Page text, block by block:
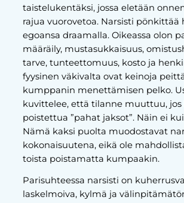
taistelukentäksi, jossa eletään
rajua vuorovetoa. Narsisti pönkittää
egoansa draamalla. Oikeassa olon
määräily, mustasukkaisuus,
tarve, tunteettomuus, kosto ja
fyysinen väkivalta ovat keinoja
kumppanin menettämisen pelko.
kuvittelee, että tilanne muuttuu, jos
poistettua ”pahat jaksot”. Näin ei
Nämä kaksi puolta muodostavat
kokonaisuutena, eikä ole
toista poistamatta kumpaakin.
Parisuhteessa narsisti on
laskelmoiva, kylmä ja